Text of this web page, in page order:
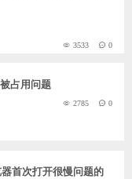
3533 0
占用问题
2785 0
首次打开很慢问题的